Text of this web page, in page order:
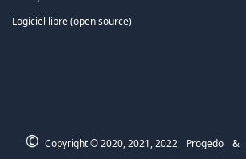
Logiciel libre (open source)
© Copyright © 2020, 2021, 2022 Progedo &